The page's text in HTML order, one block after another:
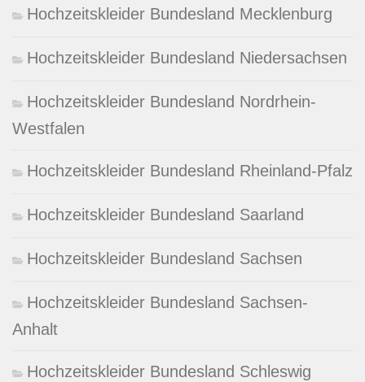
Hochzeitskleider Bundesland Mecklenburg
Hochzeitskleider Bundesland Niedersachsen
Hochzeitskleider Bundesland Nordrhein-
Westfalen
Hochzeitskleider Bundesland Rheinland-Pfalz
Hochzeitskleider Bundesland Saarland
Hochzeitskleider Bundesland Sachsen
Hochzeitskleider Bundesland Sachsen-
Anhalt
Hochzeitskleider Bundesland Schleswig